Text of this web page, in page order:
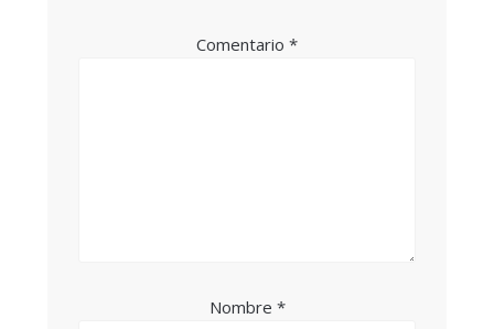
Comentario *
Nombre *